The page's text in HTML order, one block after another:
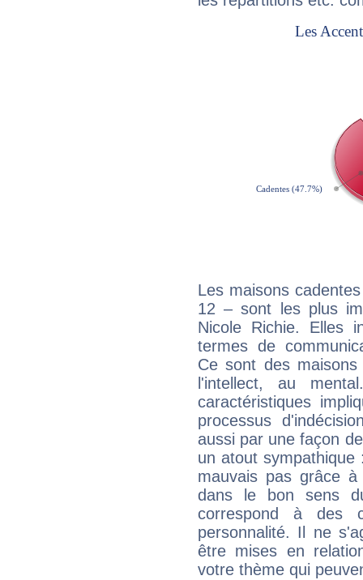
Les maisons
12 – sont les plus
Nicole Richie. Elles
termes de
Ce sont des
l'intellect, au
caractéristiques
processus
aussi par une façon
un atout
mauvais pas grâce
dans le bon sens
correspond à des
personnalité. Il ne
être mises en
votre thème qui